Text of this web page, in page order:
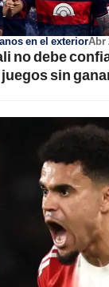
en el exteriorAbr
no debe
sin